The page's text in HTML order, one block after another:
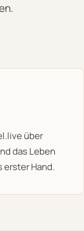
über
das Leben
erster Hand.